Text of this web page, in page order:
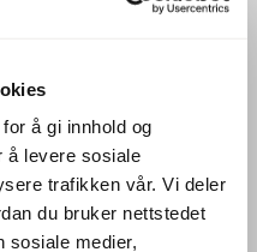
å gi innhold og
å levere sosiale
trafikken vår. Vi deler
du bruker nettstedet
sosiale medier,
arbeidsstol
støtte, samt
armer i løpet av
som gjør
og ryggstøtte til